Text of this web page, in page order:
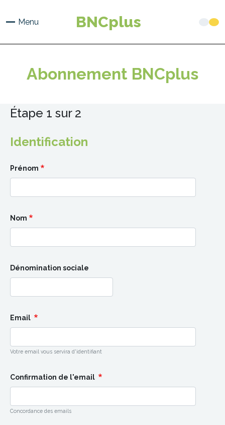
principal
Menu BNCplus
Abonnement BNCplus
Étape 1 sur 2
Identification
Prénom
Nom
Dénomination sociale
Email
Votre email vous servira d'identifiant
Confirmation de l'email
Concordance des emails